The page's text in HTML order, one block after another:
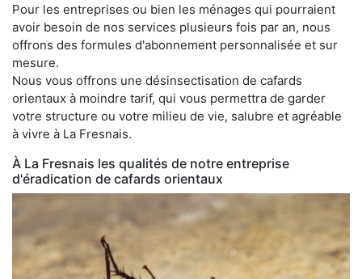
Pour les entreprises ou bien les ménages qui pourraient
avoir besoin de nos services plusieurs fois par an, nous
offrons des formules d'abonnement personnalisée et sur
mesure.
Nous vous offrons une désinsectisation de cafards
orientaux à moindre tarif, qui vous permettra de garder
votre structure ou votre milieu de vie, salubre et agréable
à vivre à La Fresnais.
À La Fresnais les qualités de notre entreprise
d'éradication de cafards orientaux